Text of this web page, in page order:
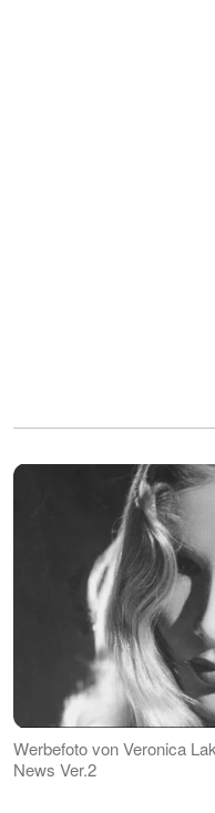
Werbefoto von Veronica
News Ver.2